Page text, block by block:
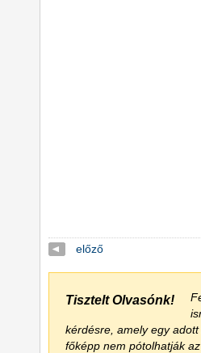
előző
Tisztelt Olvasónk!
kérdésre, amely egy
főképp nem pótolhatják